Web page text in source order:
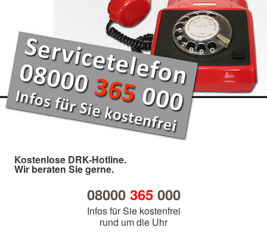
Kostenlose DRK-Hotline.
Wir beraten Sie gerne.
08000 365000
Infos für Sie kostenfrei
rund um die Uhr